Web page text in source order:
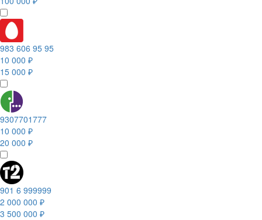
983 606 95 95
10 000 ₽
15 000 ₽
9307701777
10 000 ₽
20 000 ₽
901 6 999999
2 000 000 ₽
3 500 000 ₽